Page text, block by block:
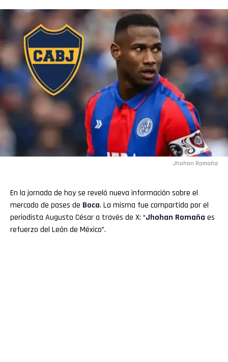
Jhohan Romaña
En la jornada de hoy se reveló nueva información sobre el
mercado de pases de Boca. La misma fue compartida por el
periodista Augusto César a través de X: “Jhohan Romaña es
refuerzo del León de México”.